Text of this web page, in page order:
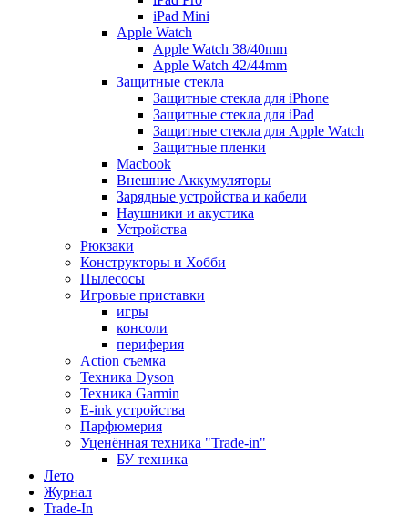
iPad Mini
Apple Watch
Apple Watch 38/40mm
Apple Watch 42/44mm
Защитные стекла
Защитные стекла для iPhone
Защитные стекла для iPad
Защитные стекла для Apple Watch
Защитные пленки
Macbook
Внешние Аккумуляторы
Зарядные устройства и кабели
Наушники и акустика
Устройства
Рюкзаки
Конструкторы и Хобби
Пылесосы
Игровые приставки
игры
консоли
периферия
Action съемка
Техника Dyson
Техника Garmin
E-ink устройства
Парфюмерия
Уценённая техника "Trade-in"
БУ техника
Лето
Журнал
Trade-In